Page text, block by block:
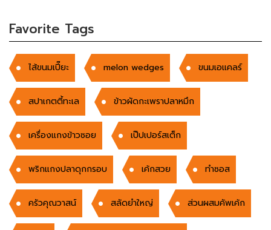
Favorite Tags
ไส้ขนมเปี๊ยะ melon wedges ขนมเอแคลร์
สปาเกตตี้ทะเล ข้าวผัดกะเพราปลาหมึก
เครื่องแกงข้าวซอย เป๊ปเปอร์สเต็ก
พริกแกงปลาดุกกรอบ เค้กสวย ทำซอส
ครัวคุณวาสน์ สลัดยำใหญ่ ส่วนผสมคัพเค้ก